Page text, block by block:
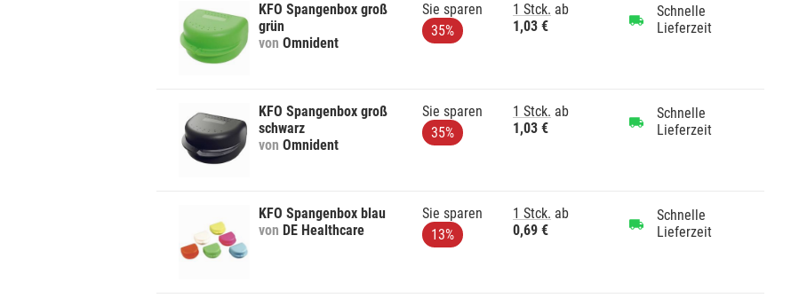
KFO Spangenbox groß
grün
von Omnident
Sie sparen
35%
1 Stck. ab
1,03 €
Schnelle
Lieferzeit
KFO Spangenbox groß
schwarz
von Omnident
Sie sparen
35%
1 Stck. ab
1,03 €
Schnelle
Lieferzeit
KFO Spangenbox blau
von DE Healthcare
Sie sparen
13%
1 Stck. ab
0,69 €
Schnelle
Lieferzeit